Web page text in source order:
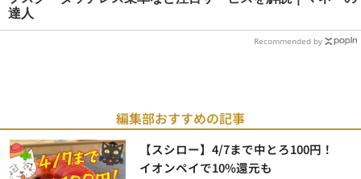
達人
Recommended by
編集部おすすめの記事
【スシロー】4/7まで中とろ100円！
イオンペイで10%還元も